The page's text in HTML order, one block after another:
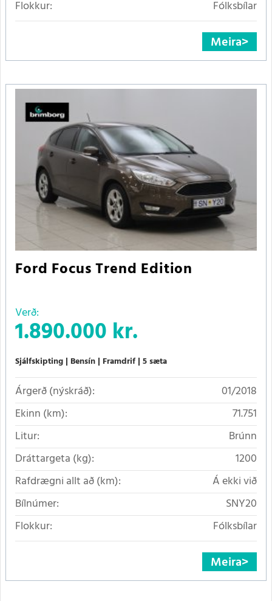
Flokkur: Fólksbílar
Meira
Ford Focus Trend Edition
Verð:
1.890.000 kr.
Sjálfskipting Bensín Framdrif 5 sæta
Árgerð (nýskráð):
01/2018
Ekinn (km):
71.751
Litur:
Brúnn
Dráttargeta (kg):
1200
Rafdrægni allt að (km):
Á ekki við
Bílnúmer:
SNY20
Flokkur:
Fólksbílar
Meira